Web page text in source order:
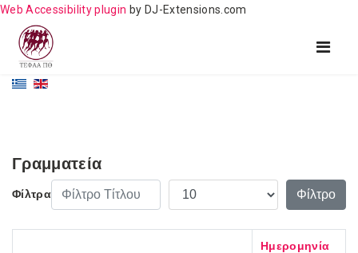
Web Accessibility plugin by DJ-Extensions.com
Γραμματεία
Φίλτρα
Φίλτρο Τίτλου Εμφάνιση #
Φίλτρο
Ημερομηνία